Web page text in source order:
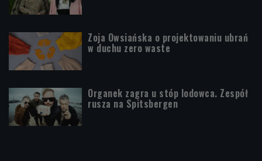
Zoja Owsiańska o projektowaniu ubrań
w duchu zero waste
Organek zagra u stóp lodowca. Zespół
rusza na Spitsbergen